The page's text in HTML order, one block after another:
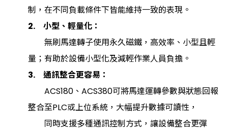
制，在不同負載條件下皆能維持一致的表現。
2. 小型、輕量化：
無刷馬達轉子使用永久磁鐵，高效率、小型且輕
量；有助於設備小型化及減輕作業人員負擔。
3. 通訊整合更容易：
ACS180、ACS380可將馬達運轉參數與狀態回報
整合至PLC或上位系統，大幅提升數據可讀性，
同時支援多種通訊控制方式，讓設備整合更彈